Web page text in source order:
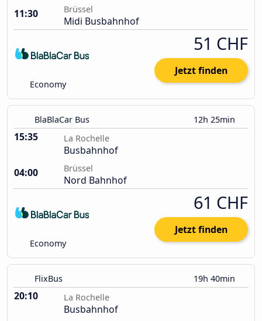
11:30
Brüssel
Midi Busbahnhof
Economy
51 CHF
Jetzt finden
BlaBlaCar Bus 12h 25min
15:35 La Rochelle
Busbahnhof
04:00
Brüssel
Nord Bahnhof
Economy
61 CHF
Jetzt finden
FlixBus 19h 40min
20:10 La Rochelle
Busbahnhof